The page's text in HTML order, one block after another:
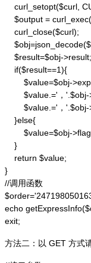
$output =
    curl_close($curl);
    $result=$obj->result;
    if($result==1){
$value=$obj-
$value.='，
$value.='，
    }else{
$value=$obj-
    }
    return $value;
}
//调用函数
echo
exit;
方法二：以 GET 方式